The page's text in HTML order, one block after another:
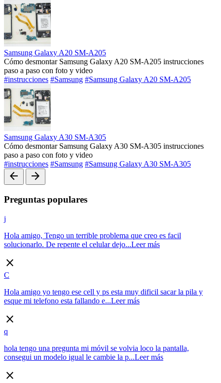
Samsung Galaxy A20 SM-A205
Cómo desmontar Samsung Galaxy A20 SM-A205 instrucciones
paso a paso con foto y video
#instrucciones #Samsung #Samsung Galaxy A20 SM-A205
Samsung Galaxy A30 SM-A305
Cómo desmontar Samsung Galaxy A30 SM-A305 instrucciones
paso a paso con foto y video
#instrucciones #Samsung #Samsung Galaxy A30 SM-A305
arrow_back arrow_forward
Preguntas populares
j
Hola amigo, Tengo un terrible problema que creo es facil
solucionarlo. De repente el celular dejo...Leer más
close
C
Hola amigo yo tengo ese cell y ps esta muy dificil sacar la pila y
esque mi telefono esta fallando e...Leer más
close
q
hola tengo una pregunta mi móvil se volvia loco la pantalla,
consegui un modelo igual le cambie la p...Leer más
close